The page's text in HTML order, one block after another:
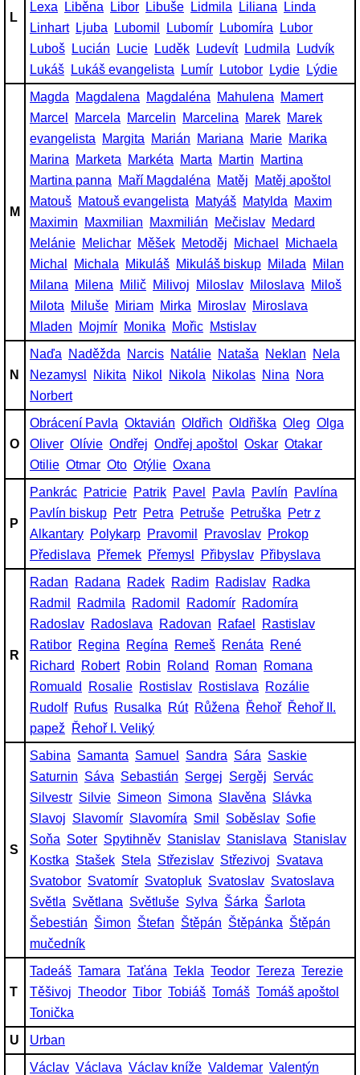
L
Lexa Liběna Libor Libuše Lidmila Liliana
Linda
Linhart
Ljuba Lubomil Lubomír Lubomíra
Lubor
Luboš
Lucián Lucie Luděk Ludevít Ludmila
Ludvík
Lukáš
Lukáš evangelista Lumír Lutobor Lydie Lýdie
M
Magda Magdalena Magdaléna Mahulena
Mamert
Marcel
Marcela Marcelin Marcelina Marek Marek
evangelista
Margita Marián Mariana Marie Marika
Marina
Marketa Markéta Marta Martin
Martina
Martina panna
Maří Magdaléna Matěj
Matěj apoštol
Matouš Matouš evangelista Matyáš Matylda
Maxim
Maximin
Maxmilian Maxmilián Mečislav Medard
Melánie Melichar Měšek Metoděj Michael
Michaela
Michal
Michala Mikuláš Mikuláš biskup Milada
Milan
Milana
Milena Milič Milivoj Miloslav Miloslava
Miloš
Milota
Miluše Miriam Mirka Miroslav Miroslava
Mladen
Mojmír Monika Mořic Mstislav
N
Naďa Naděžda Narcis Natálie Nataša Neklan
Nela
Nezamysl
Nikita Nikol Nikola Nikolas Nina
Nora
Norbert
O
Obrácení Pavla Oktavián Oldřich Oldřiška Oleg Olga
Oliver Olívie Ondřej Ondřej apoštol Oskar Otakar
Otilie Otmar Oto Otýlie Oxana
P
Pankrác Patricie Patrik Pavel Pavla Pavlín
Pavlína
Pavlín biskup Petr Petra Petruše Petruška
Petr z
Alkantary Polykarp Pravomil Pravoslav Prokop
Předislava
Přemek Přemysl Přibyslav Přibyslava
R
Radan Radana Radek Radim Radislav Radka
Radmil
Radmila Radomil Radomír Radomíra
Radoslav Radoslava Radovan Rafael
Rastislav
Ratibor Regina Regína Remeš Renáta
René
Richard
Robert Robin Roland Roman
Romana
Romuald
Rosalie Rostislav Rostislava
Rozálie
Rudolf Rufus Rusalka Rút Růžena Řehoř Řehoř II.
papež
Řehoř I. Veliký
S
Sabina Samanta Samuel Sandra Sára Saskie
Saturnin Sáva Sebastián Sergej Sergěj Servác
Silvestr Silvie Simeon Simona Slavěna Slávka
Slavoj Slavomír Slavomíra Smil Soběslav Sofie
Soňa Soter Spytihněv Stanislav Stanislava Stanislav
Kostka Stašek Stela Střezislav Střezivoj Svatava
Svatobor Svatomír Svatopluk Svatoslav Svatoslava
Světla Světlana Světluše Sylva Šárka Šarlota
Šebestián Šimon Štefan Štěpán Štěpánka Štěpán
mučedník
T
Tadeáš Tamara Taťána Tekla Teodor Tereza Terezie
Těšivoj Theodor Tibor Tobiáš Tomáš Tomáš apoštol
Tonička
U
Urban
Václav Václava Václav kníže Valdemar Valentýn